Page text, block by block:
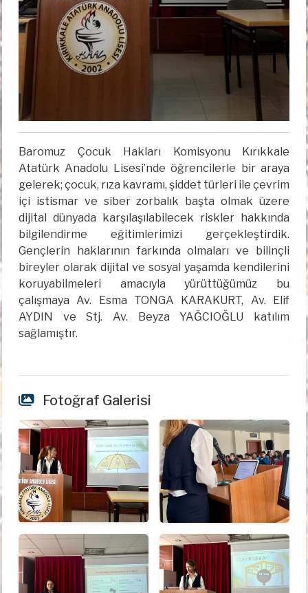
Baromuz Çocuk Hakları Komisyonu Kırıkkale
Atatürk Anadolu Lisesi’nde öğrencilerle bir araya
gelerek; çocuk, rıza kavramı, şiddet türleri ile çevrim
içi istismar ve siber zorbalık başta olmak üzere
dijital dünyada karşılaşılabilecek riskler hakkında
bilgilendirme eğitimlerimizi gerçekleştirdik.
Gençlerin haklarının farkında olmaları ve bilinçli
bireyler olarak dijital ve sosyal yaşamda kendilerini
koruyabilmeleri amacıyla yürüttüğümüz bu
çalışmaya Av. Esma TONGA KARAKURT, Av. Elif
AYDIN ve Stj. Av. Beyza YAĞCIOĞLU katılım
sağlamıştır.
Fotoğraf Galerisi